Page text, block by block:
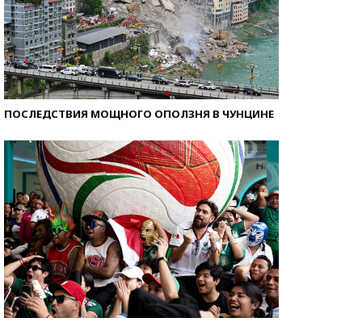
ПОСЛЕДСТВИЯ МОЩНОГО ОПОЛЗНЯ В ЧУНЦИНЕ